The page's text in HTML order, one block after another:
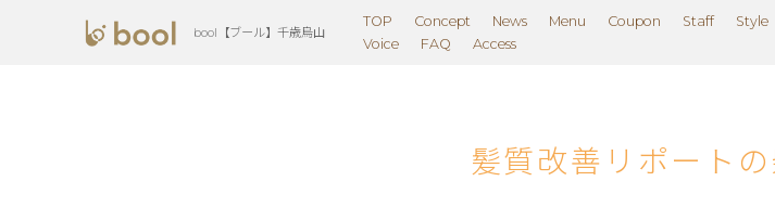
bool【ブール】千歳烏山
TOP Concept News Menu Coupon Staff Style
Voice
FAQ Access
髪質改善リポート